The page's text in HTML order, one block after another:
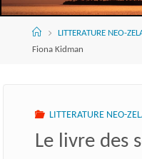
AccueilLITTERATURE NEO-
Fiona Kidman
LITTERATURE NEO-
Le livre des